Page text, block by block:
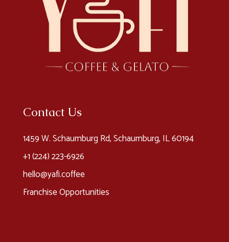
Contact Us
1459 W. Schaumburg Rd, Schaumburg, IL 60194
+1 (224) 223-6926​
hello@yafi.coffee
Franchise Opportunities